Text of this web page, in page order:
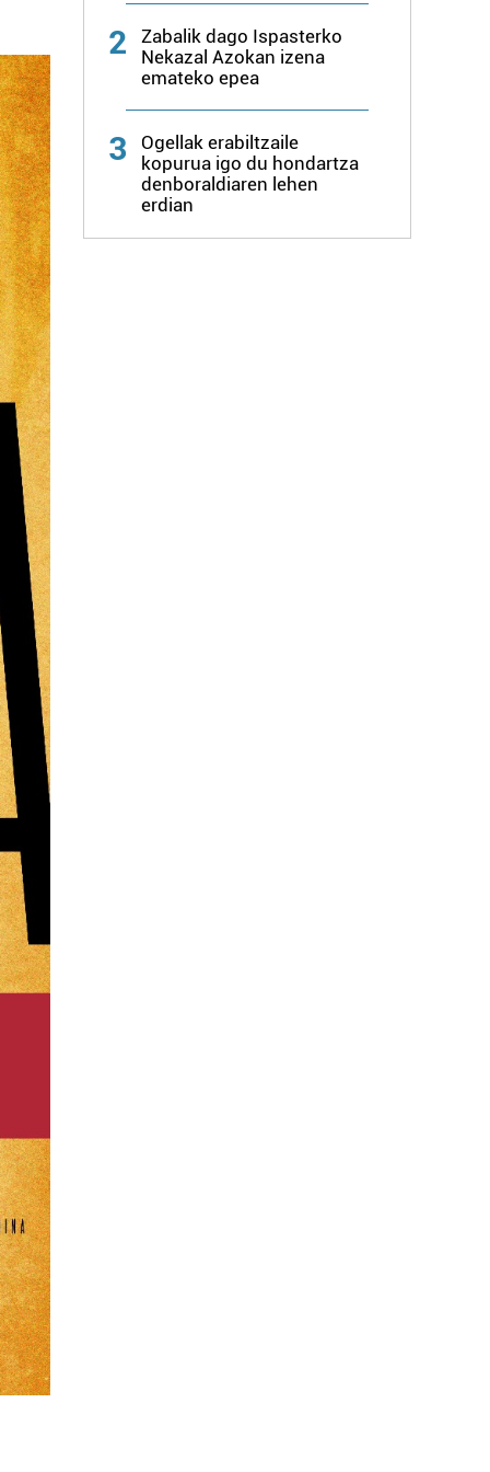
2
Zabalik dago Ispasterko
Nekazal Azokan izena
emateko epea
3
Ogellak erabiltzaile
kopurua igo du hondartza
denboraldiaren lehen
erdian